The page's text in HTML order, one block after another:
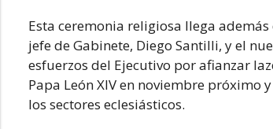
Esta ceremonia religiosa llega
jefe de Gabinete, Diego Santilli, y el
esfuerzos del Ejecutivo por afianzar
Papa León XIV en noviembre
los sectores eclesiásticos.